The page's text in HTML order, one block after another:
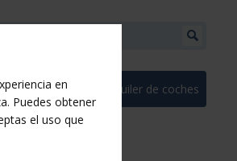
reserva Alquiler de coches
en
Puedes obtener
el uso que